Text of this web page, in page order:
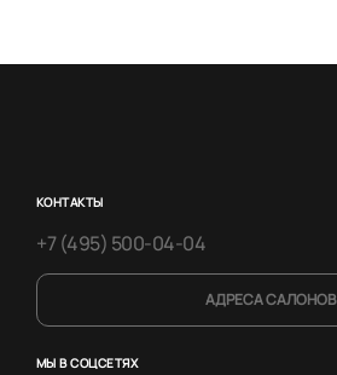
КОНТАКТЫ
+7 (495) 500-04-04
АДРЕСА САЛОНОВ
МЫ В СОЦСЕТЯХ